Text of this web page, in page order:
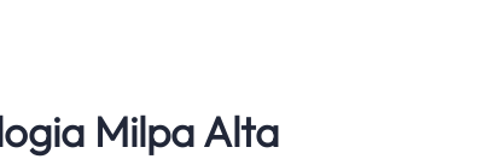
Milpa Alta